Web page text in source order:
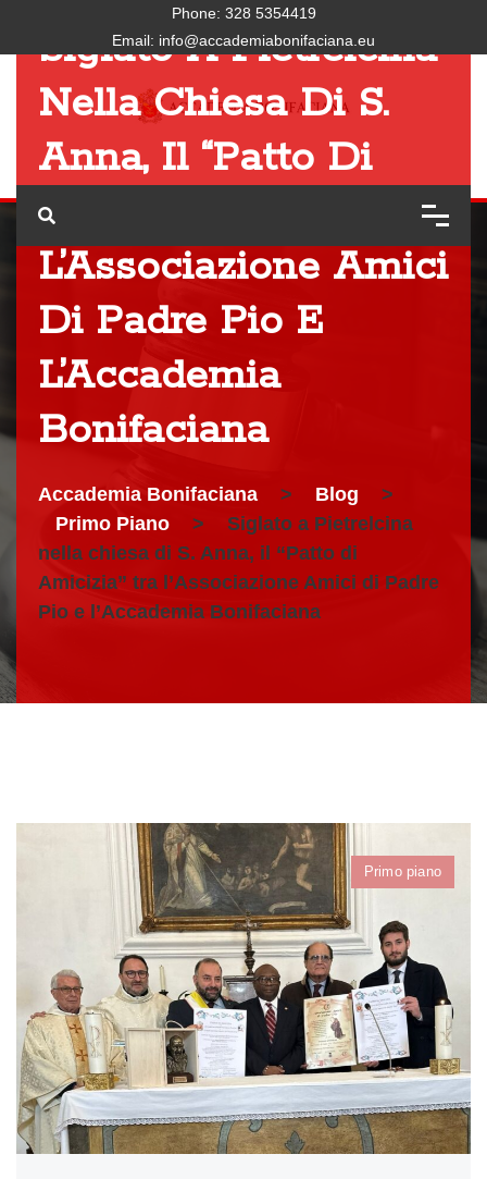
Phone: 328 5354419
Email: info@accademiabonifaciana.eu
Siglato A Pietrelcina
Nella Chiesa Di S.
Anna, Il “Patto Di
Amicizia” Tra
L’Associazione Amici
Di Padre Pio E
L’Accademia
Bonifaciana
Accademia Bonifaciana > Blog
>
Primo Piano
>
Siglato a Pietrelcina
nella chiesa di S. Anna, il “Patto di
Amicizia” tra l’Associazione Amici di Padre
Pio e l’Accademia Bonifaciana
Primo piano